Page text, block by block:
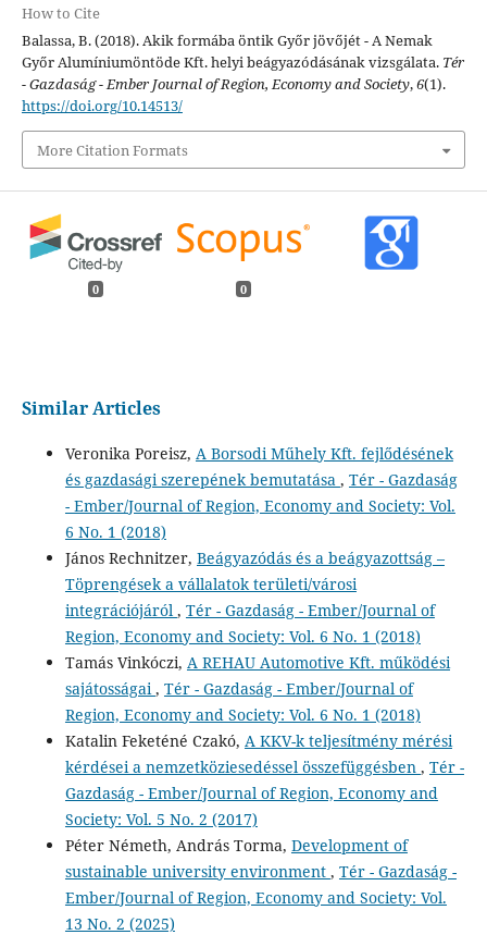
How to Cite
Balassa, B. (2018). Akik formába öntik Győr jövőjét - A Nemak
Győr Alumíniumöntöde Kft. helyi beágyazódásának vizsgálata. Tér
- Gazdaság - Ember Journal of Region, Economy and Society,6(1).
https://doi.org/10.14513/
More Citation Formats
0 0
Similar Articles
Veronika Poreisz, A Borsodi Műhely Kft. fejlődésének
és gazdasági szerepének bemutatása , Tér - Gazdaság
- Ember/Journal of Region, Economy and Society: Vol.
6 No. 1 (2018)
János Rechnitzer, Beágyazódás és a beágyazottság –
Töprengések a vállalatok területi/városi
integrációjáról , Tér - Gazdaság - Ember/Journal of
Region, Economy and Society: Vol. 6 No. 1 (2018)
Tamás Vinkóczi, A REHAU Automotive Kft. működési
sajátosságai , Tér - Gazdaság - Ember/Journal of
Region, Economy and Society: Vol. 6 No. 1 (2018)
Katalin Feketéné Czakó, A KKV-k teljesítmény mérési
kérdései a nemzetköziesedéssel összefüggésben , Tér -
Gazdaság - Ember/Journal of Region, Economy and
Society: Vol. 5 No. 2 (2017)
Péter Németh, András Torma, Development of
sustainable university environment , Tér - Gazdaság -
Ember/Journal of Region, Economy and Society: Vol.
13 No. 2 (2025)